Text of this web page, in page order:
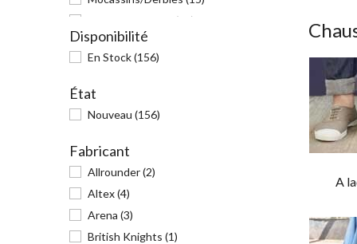
(13)
Bottes/Boots
Bottes de pluie
Mules(19)
Pantoufles(8)
Chaussons de bain
Disponibilité
En Stock(156)
État
Nouveau (156)
Fabricant
Allrounder(2)
Altex(4)
Arena (3)
British Knights (1)
A